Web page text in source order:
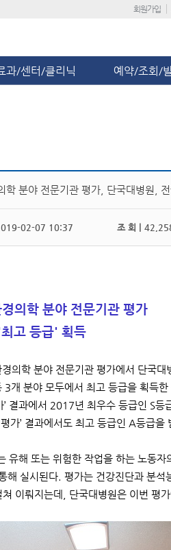
회원가입
과/센터/클리닉 예약/조회/
학 분야 전문기관 평가, 단국대병원,
02-07 10:37 조 회 |
의학 분야 전문기관 평가
고 등급' 획득
의학 분야 전문기관 평가에서 단국
개 분야 모두에서 최고 등급을 획득
’ 결과에서 2017년 최우수 등급인 S
가’ 결과에서도 최고 등급인 A등급
유해 또는 위험한 작업을 하는 노동
해 실시된다. 평가는 건강진단과 분
이뤄지는데, 단국대병원은 이번 평